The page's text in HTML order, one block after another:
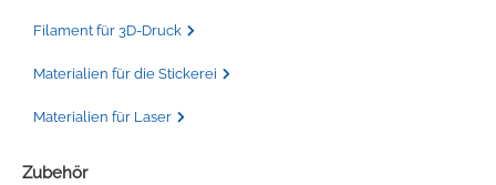
Filament für 3D-Druck
Materialien für die Stickerei
Materialien für Laser
Zubehör